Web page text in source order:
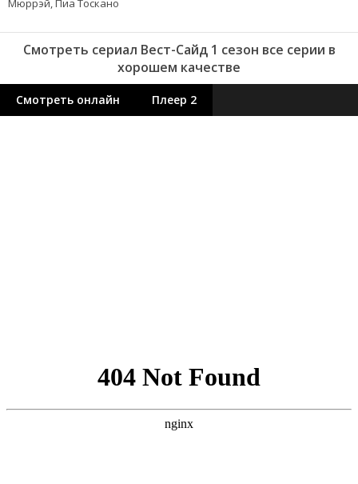
Мюррэй, Пиа Тоскано
Смотреть сериал Вест-Сайд 1 сезон все серии в
хорошем качестве
Смотреть онлайн Плеер 2